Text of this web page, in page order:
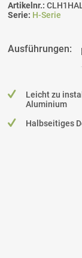
Artikelnr.:
Serie: H-Serie
Ausführungen:
Leicht zu
Aluminium
Halbseitiges